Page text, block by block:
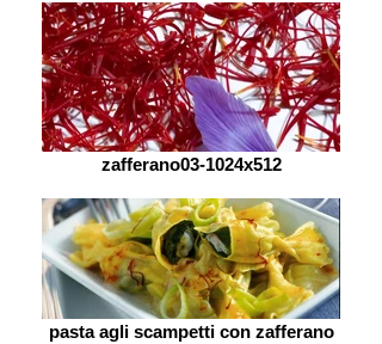
zafferano03-1024x512
pasta agli scampetti con zafferano